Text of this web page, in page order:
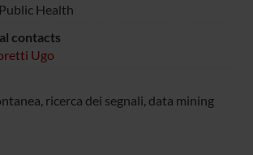
Health
contacts
Ugo
ricerca dei segnali, data mining